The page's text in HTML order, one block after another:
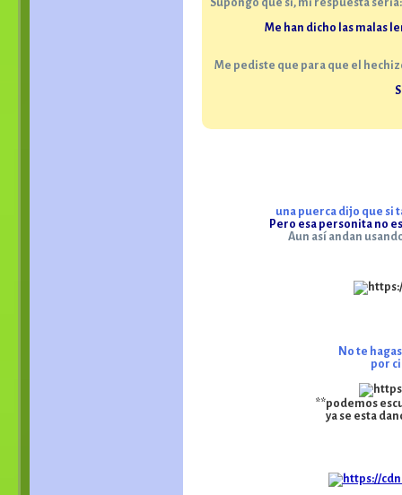
Supongo que si, mi respuesta
Me han dicho las malas
Me pediste que para que el
una puerca dijo que si
Pero esa personita no
Aun así andan
No te
por
**podemos
ya se esta